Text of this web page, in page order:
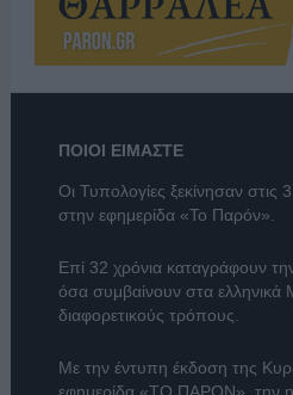
ΠΟΙΟΙ ΕΙΜΑΣΤΕ
Οι Τυπολογίες ξεκίνησαν
στην εφημερίδα «Το Παρόν».
Επί 32 χρόνια καταγράφουν
όσα συμβαίνουν στα
διαφορετικούς τρόπους.
Με την έντυπη έκδοση της